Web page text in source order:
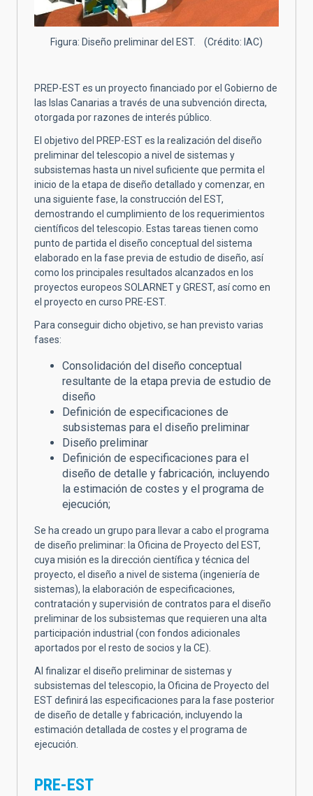
Figura: Diseño preliminar del EST. (Crédito: IAC)
PREP-EST es un proyecto financiado por el Gobierno de
las Islas Canarias a través de una subvención directa,
otorgada por razones de interés público.
El objetivo del PREP-EST es la realización del diseño
preliminar del telescopio a nivel de sistemas y
subsistemas hasta un nivel suficiente que permita el
inicio de la etapa de diseño detallado y comenzar, en
una siguiente fase, la construcción del EST,
demostrando el cumplimiento de los requerimientos
científicos del telescopio. Estas tareas tienen como
punto de partida el diseño conceptual del sistema
elaborado en la fase previa de estudio de diseño, así
como los principales resultados alcanzados en los
proyectos europeos SOLARNET y GREST, así como en
el proyecto en curso PRE-EST.
Para conseguir dicho objetivo, se han previsto varias
fases:
Consolidación del diseño conceptual
resultante de la etapa previa de estudio de
diseño
Definición de especificaciones de
subsistemas para el diseño preliminar
Diseño preliminar
Definición de especificaciones para el
diseño de detalle y fabricación, incluyendo
la estimación de costes y el programa de
ejecución;
Se ha creado un grupo para llevar a cabo el programa
de diseño preliminar: la Oficina de Proyecto del EST,
cuya misión es la dirección científica y técnica del
proyecto, el diseño a nivel de sistema (ingeniería de
sistemas), la elaboración de especificaciones,
contratación y supervisión de contratos para el diseño
preliminar de los subsistemas que requieren una alta
participación industrial (con fondos adicionales
aportados por el resto de socios y la CE).
Al finalizar el diseño preliminar de sistemas y
subsistemas del telescopio, la Oficina de Proyecto del
EST definirá las especificaciones para la fase posterior
de diseño de detalle y fabricación, incluyendo la
estimación detallada de costes y el programa de
ejecución.
PRE-EST